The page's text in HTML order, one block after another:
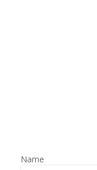
Name